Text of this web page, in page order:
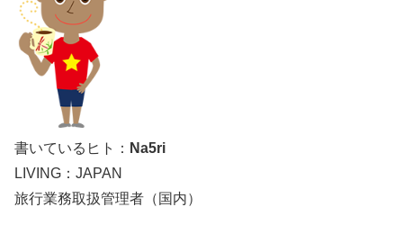
書いているヒト： Na5ri
LIVING：JAPAN
旅行業務取扱管理者（国内）